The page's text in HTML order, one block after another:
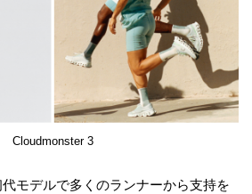
Cloudmonster 3
モデルで多くのランナーから支持を